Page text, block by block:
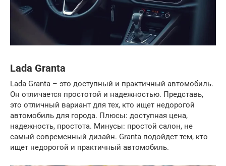
Lada Granta
Lada Granta – это доступный и практичный автомобиль.
Он отличается простотой и надежностью. Представь,
это отличный вариант для тех, кто ищет недорогой
автомобиль для города. Плюсы: доступная цена,
надежность, простота. Минусы: простой салон, не
самый современный дизайн. Granta подойдет тем, кто
ищет недорогой и практичный автомобиль.